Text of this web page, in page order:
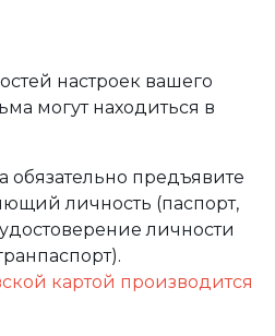
настроек вашего
могут находиться в
обязательно предъявите
личность (паспорт,
личности
картой производится